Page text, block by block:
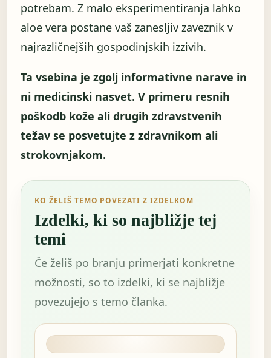
potrebam. Z malo eksperimentiranja lahko
aloe vera postane vaš zanesljiv zaveznik v
najrazličnejših gospodinjskih izzivih.
Ta vsebina je zgolj informativne narave in
ni medicinski nasvet. V primeru resnih
poškodb kože ali drugih zdravstvenih
težav se posvetujte z zdravnikom ali
strokovnjakom.
KO ŽELIŠ TEMO POVEZATI Z IZDELKOM
Izdelki, ki so najbližje tej
temi
Če želiš po branju primerjati konkretne
možnosti, so to izdelki, ki se najbližje
povezujejo s temo članka.